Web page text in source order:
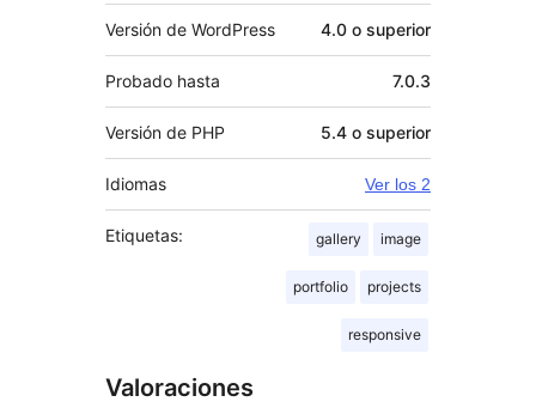
Versión de WordPress 4.0 o superior
Probado hasta 7.0.3
Versión de PHP 5.4 o superior
Idiomas Ver los 2
Etiquetas: gallery image
portfolio projects
responsive
Valoraciones